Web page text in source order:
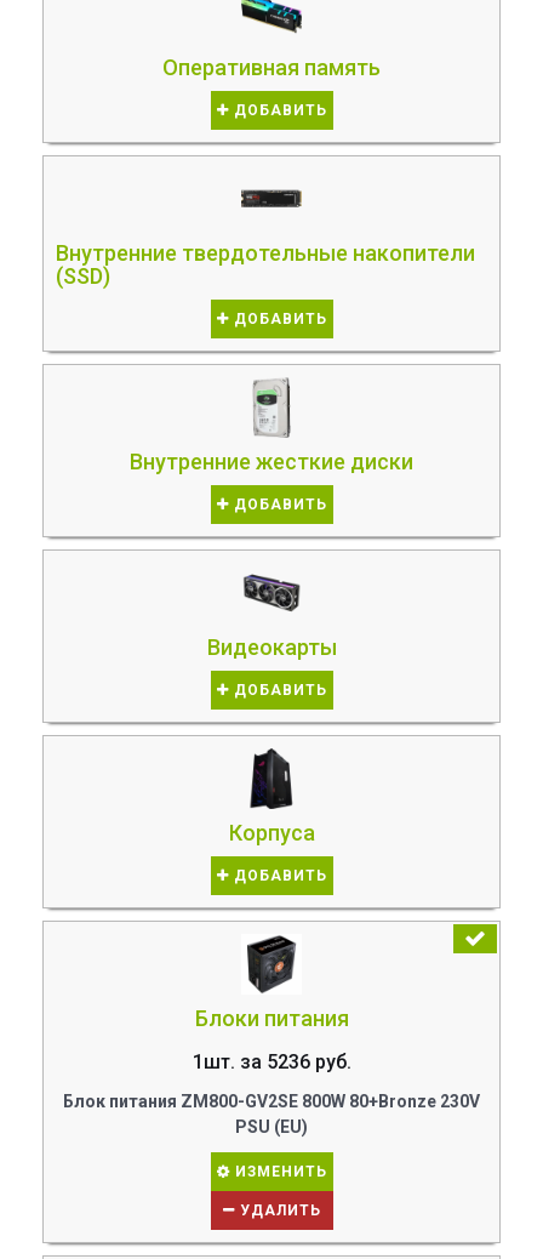
Оперативная память
ДОБАВИТЬ
Внутренние твердотельные накопители
(SSD)
ДОБАВИТЬ
Внутренние жесткие диски
ДОБАВИТЬ
Видеокарты
ДОБАВИТЬ
Корпуса
ДОБАВИТЬ
Блоки питания
1шт. за 5236 руб.
Блок питания ZM800-GV2SE 800W 80+Bronze 230V
PSU (EU)
ИЗМЕНИТЬ
УДАЛИТЬ